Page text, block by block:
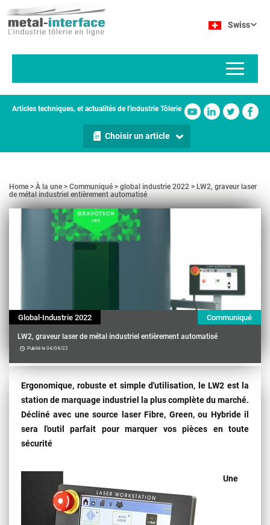
au
contenu
Swiss
Articles techniques, et actualités de l'industrie Tôlerie
Choisir un article
Home À la une Communiqué global industrie 2022
LW2, graveur laser
de métal industriel entièrement automatisé
Global-Industrie 2022 Communiqué
LW2, graveur laser de métal industriel entièrement automatisé
Publié le 04/04/22
Contenu
Ergonomique, robuste et simple d'utilisation, le LW2 est la
station de marquage industriel la plus complète du marché.
Décliné avec une source laser Fibre, Green, ou Hybride il
sera l'outil parfait pour marquer vos pièces en toute
sécurité
Une